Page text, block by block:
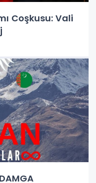
Coşkusu: Vali